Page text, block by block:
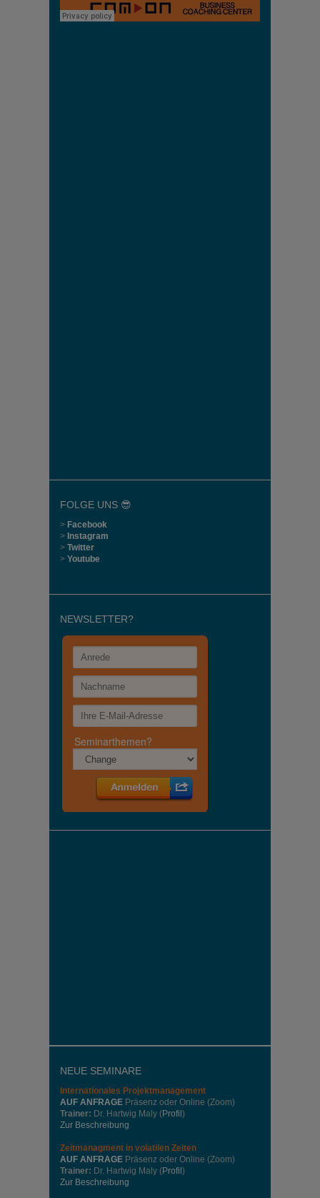
FOLGE UNS 😎
> Facebook
> Instagram
> Twitter
> Youtube
NEWSLETTER?
NEUE SEMINARE
Internationales Projektmanagement
AUF ANFRAGE Präsenz oder Online (Zoom)
Trainer: Dr. Hartwig Maly (Profil )
Zur Beschreibung
Zeitmanagment in volatilen Zeiten
AUF ANFRAGE Präsenz oder Online (Zoom)
Trainer: Dr. Hartwig Maly (Profil )
Zur Beschreibung